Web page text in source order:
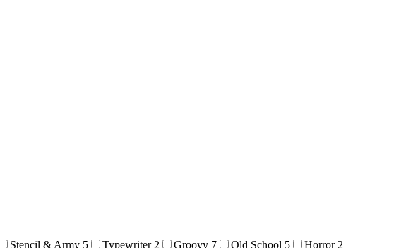
Stencil & Army 5 Typewriter 2 Groovy 7 Old School 5 Horror 2